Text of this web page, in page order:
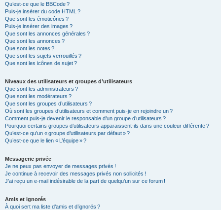
Qu’est-ce que le BBCode ?
Puis-je insérer du code HTML ?
Que sont les émoticônes ?
Puis-je insérer des images ?
Que sont les annonces générales ?
Que sont les annonces ?
Que sont les notes ?
Que sont les sujets verrouillés ?
Que sont les icônes de sujet ?
Niveaux des utilisateurs et groupes d’utilisateurs
Que sont les administrateurs ?
Que sont les modérateurs ?
Que sont les groupes d’utilisateurs ?
Où sont les groupes d’utilisateurs et comment puis-je en rejoindre un ?
Comment puis-je devenir le responsable d’un groupe d’utilisateurs ?
Pourquoi certains groupes d’utilisateurs apparaissent-ils dans une couleur différente ?
Qu’est-ce qu’un « groupe d’utilisateurs par défaut » ?
Qu’est-ce que le lien « L’équipe » ?
Messagerie privée
Je ne peux pas envoyer de messages privés !
Je continue à recevoir des messages privés non sollicités !
J’ai reçu un e-mail indésirable de la part de quelqu’un sur ce forum !
Amis et ignorés
À quoi sert ma liste d’amis et d’ignorés ?